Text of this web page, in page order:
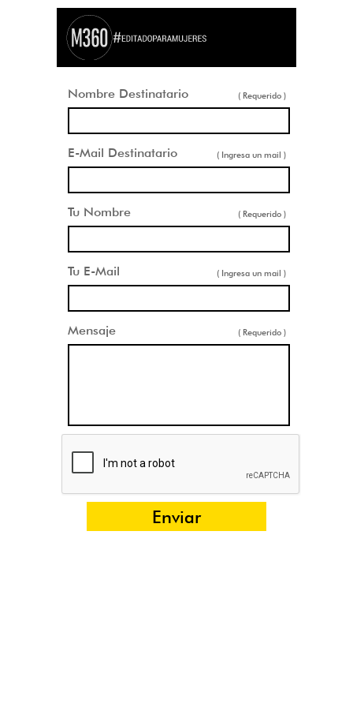
Nombre Destinatario ( Requerido )
E-Mail Destinatario ( Ingresa un mail )
Tu Nombre ( Requerido )
Tu E-Mail ( Ingresa un mail )
Mensaje ( Requerido )